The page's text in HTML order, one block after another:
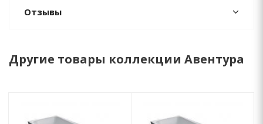
Отзывы
Другие товары коллекции Авентура